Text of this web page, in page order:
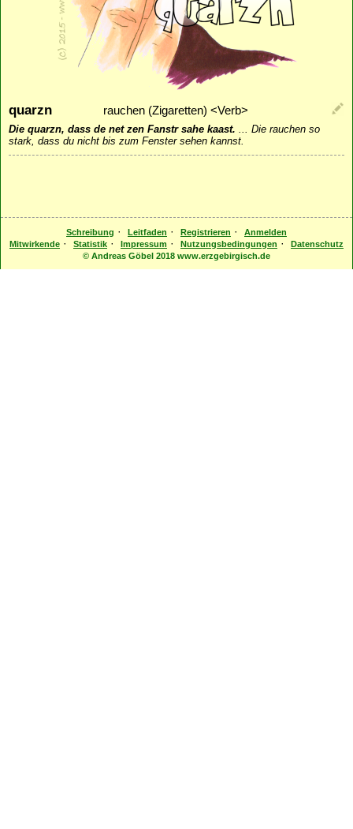
quarzn rauchen (Zigaretten) <Verb>
Die quarzn, dass de net zen Fanstr sahe kaast.
Die rauchen so
stark, dass du nicht bis zum Fenster sehen kannst.
Schreibung · Leitfaden · Registrieren ·
Anmelden
Mitwirkende · Statistik · Impressum · Nutzungsbedingungen ·
Datenschutz
© Andreas Göbel 2018 www.erzgebirgisch.de